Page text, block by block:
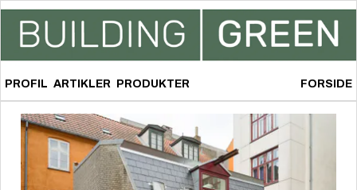
PROFIL ARTIKLER PRODUKTER FORSIDE